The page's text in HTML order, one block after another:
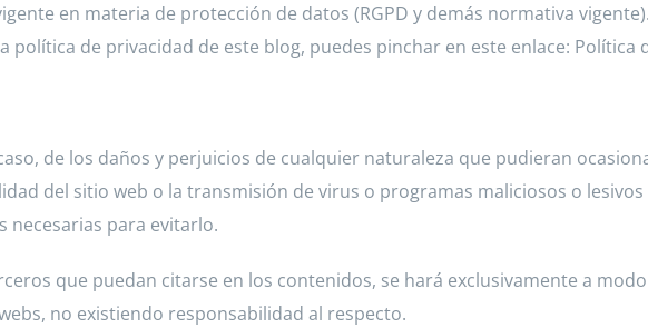
en materia de protección de datos (RGPD y demás normativa
de privacidad de este blog, puedes pinchar en este enlace: Política
de los daños y perjuicios de cualquier naturaleza que pudieran
del sitio web o la transmisión de virus o programas maliciosos o
necesarias para evitarlo.
que puedan citarse en los contenidos, se hará exclusivamente a
no existiendo responsabilidad al respecto.